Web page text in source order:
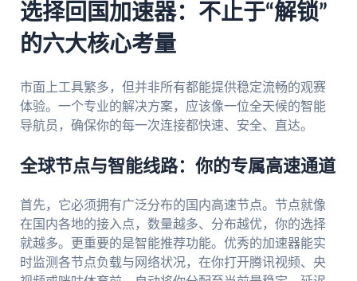
选择回国加速器：不止于“解锁”
的六大核心考量
市面上工具繁多，但并非所有都能提供稳定流畅的观赛
体验。一个专业的解决方案，应该像一位全天候的智能
导航员，确保你的每一次连接都快速、安全、直达。
全球节点与智能线路：你的专属高速通道
首先，它必须拥有广泛分布的国内高速节点。节点就像
在国内各地的接入点，数量越多、分布越优，你的选择
就越多。更重要的是智能推荐功能。优秀的加速器能实
时监测各节点负载与网络状况，在你打开腾讯视频、央